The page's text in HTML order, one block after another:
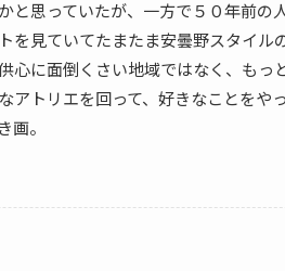
と思っていたが、一方で５０年前の
見ていてたまたま安曇野スタイル
心に面倒くさい地域ではなく、もっ
トリエを回って、好きなことをや
。